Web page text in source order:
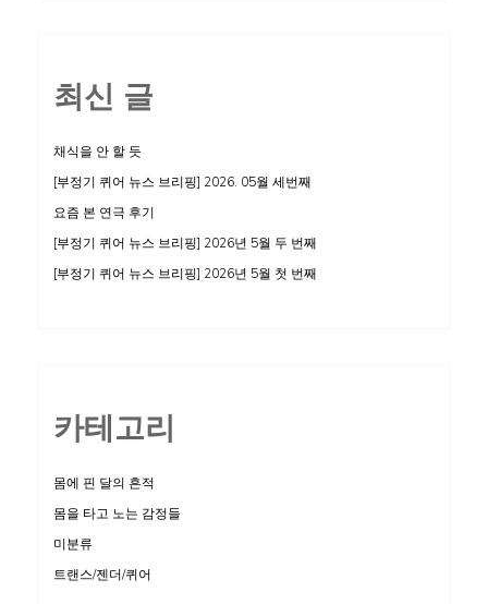
최신 글
채식을 안 할 듯
[부정기 퀴어 뉴스 브리핑] 2026. 05월 세번째
요즘 본 연극 후기
[부정기 퀴어 뉴스 브리핑] 2026년 5월 두 번째
[부정기 퀴어 뉴스 브리핑] 2026년 5월 첫 번째
카테고리
몸에 핀 달의 흔적
몸을 타고 노는 감정들
미분류
트랜스/젠더/퀴어